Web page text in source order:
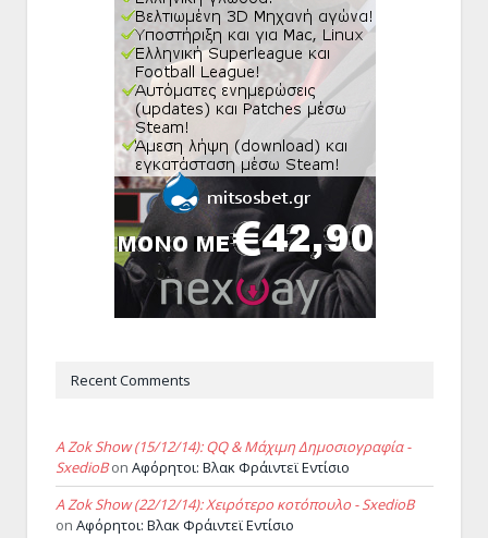
Recent Comments
A Zok Show (15/12/14): QQ & Μάχιμη Δημοσιογραφία -
SxedioBon Αφόρητοι: Βλακ Φράιντεϊ Εντίσιο
A Zok Show (22/12/14): Χειρότερο κοτόπουλο - SxedioB
on Αφόρητοι: Βλακ Φράιντεϊ Εντίσιο